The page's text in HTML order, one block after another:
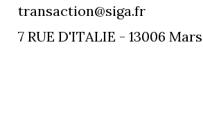
transaction@siga.fr
7 RUE D'ITALIE -13006